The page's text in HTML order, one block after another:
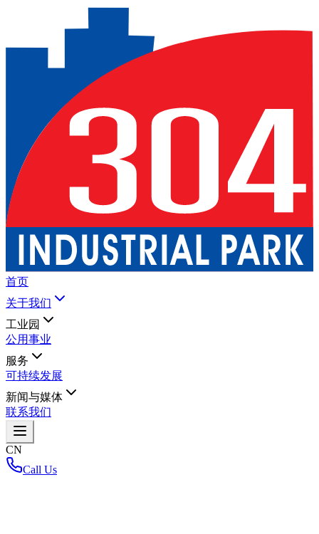
首页
关于我们
工业园
公用事业
服务
可持续发展
新闻与媒体
联系我们
CN
Call Us